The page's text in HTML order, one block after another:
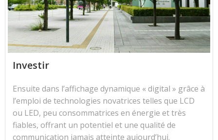
Investir
Ensuite dans l’affichage dynamique « digital » grâce à
l’emploi de technologies novatrices telles que LCD
ou LED, peu consommatrices en énergie et très
fiables, offrant un potentiel et une qualité de
communication jamais atteinte aujourd’hui.